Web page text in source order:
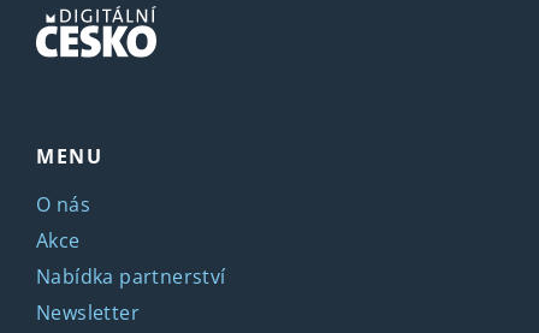
MENU
O nás
Akce
Nabídka partnerství
Newsletter